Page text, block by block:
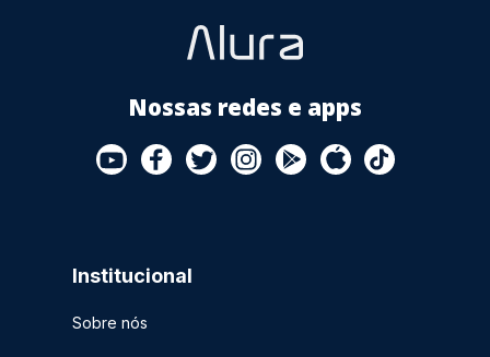
Nossas redes e apps
Institucional
Sobre nós